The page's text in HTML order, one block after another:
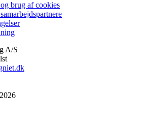
brug af cookies
A/S